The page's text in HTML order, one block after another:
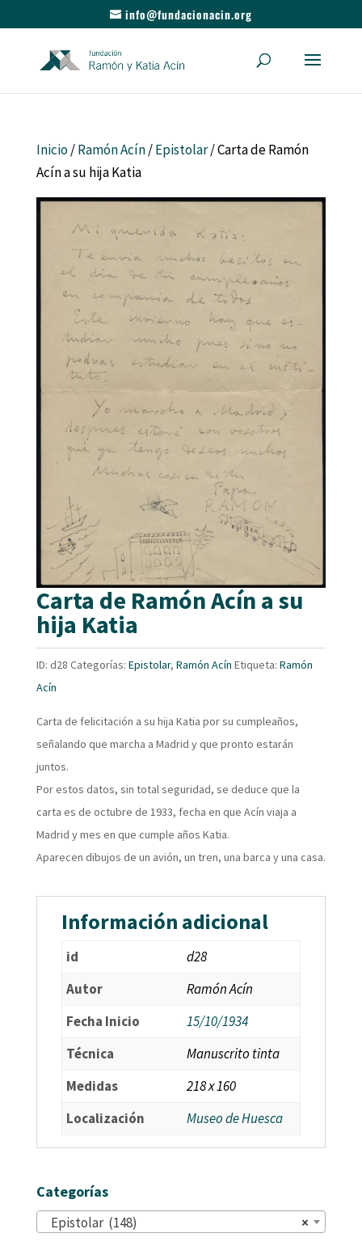
info@fundacionacin.org
Inicio/Ramón Acín/Epistolar/ Carta de Ramón
Acín a su hija Katia
Carta de Ramón Acín a su
hija Katia
ID: d28 Categorías: Epistolar, Ramón Acín Etiqueta: Ramón
Acín
Carta de felicitación a su hija Katia por su cumpleaños,
señalando que marcha a Madrid y que pronto estarán
juntos.
Por estos datos, sin total seguridad, se deduce que la
carta es de octubre de 1933, fecha en que Acín viaja a
Madrid y mes en que cumple años Katia.
Aparecen dibujos de un avión, un tren, una barca y una casa.
Información adicional
id
d28
Autor
Ramón Acín
Fecha Inicio
15/10/1934
Técnica
Manuscrito tinta
Medidas
218 x 160
Localización
Museo de Huesca
Categorías
×
Epistolar (148)